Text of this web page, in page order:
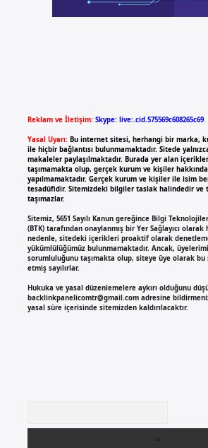
Reklam ve İletişim: Skype: live:.cid.575569c608265c69
Yasal Uyarı: Bu internet sitesi, herhangi bir marka,
ile hiçbir bağlantısı bulunmamaktadır. Sitede
makaleler paylaşılmaktadır. Burada yer alan
taşımamakta olup, gerçek kurum ve kişiler hakkında
yapılmamaktadır. Gerçek kurum ve kişiler ile isim
tesadüfidir. Sitemizdeki bilgiler taslak halindedir ve
taşımazlar.
Sitemiz, 5651 Sayılı Kanun gereğince Bilgi
(BTK) tarafından onaylanmış bir Yer Sağlayıcı
nedenle, sitedeki içerikleri proaktif olarak
yükümlülüğümüz bulunmamaktadır. Ancak,
sorumluluğunu taşımakta olup, siteye üye olarak bu
etmiş sayılırlar.
Hukuka ve yasal düzenlemelere aykırı olduğunu
backlinkpanelicomtr@gmail.comadresine
yasal süre içerisinde sitemizden kaldırılacaktır.